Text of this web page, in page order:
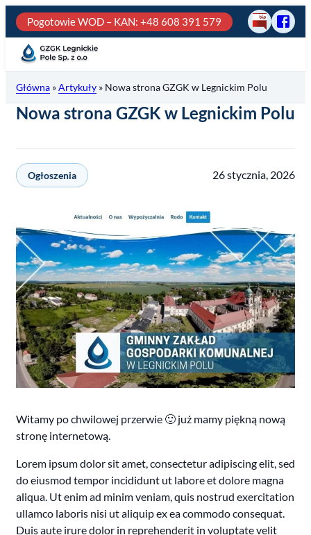
Przejdź
do
treści
Pogotowie WOD – KAN: +48 608 391 579
BIP
Pole
fb
Główna »Artykuły » Nowa strona GZGK w Legnickim Polu
Nowa strona GZGK w Legnickim Polu
Ogłoszenia 26 stycznia, 2026
Witamy po chwilowej przerwie 🙂 już mamy piękną nową
stronę internetową.
Lorem ipsum dolor sit amet, consectetur adipiscing elit, sed
do eiusmod tempor incididunt ut labore et dolore magna
aliqua. Ut enim ad minim veniam, quis nostrud exercitation
ullamco laboris nisi ut aliquip ex ea commodo consequat.
Duis aute irure dolor in reprehenderit in voluptate velit